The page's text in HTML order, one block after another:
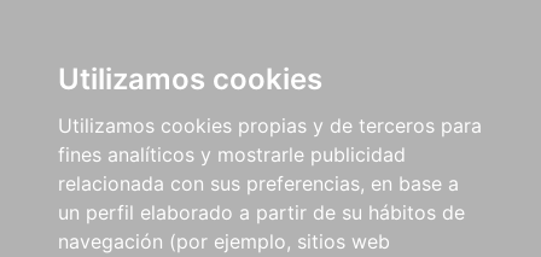
Utilizamos cookies
Utilizamos cookies propias y de terceros para
fines analíticos y mostrarle publicidad
relacionada con sus preferencias, en base a
un perfil elaborado a partir de su hábitos de
navegación (por ejemplo, sitios web